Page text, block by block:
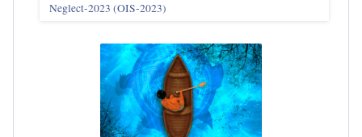
Neglect-2023 (OIS‑2023)